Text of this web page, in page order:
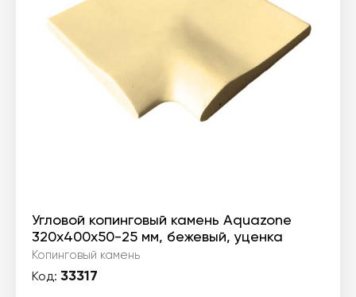
Угловой копинговый камень Aquazone
320x400x50-25 мм, бежевый, уценка
Копинговый камень
Код: 33317